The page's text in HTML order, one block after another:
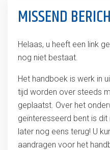
MISSEND
Helaas, u heeft een link
nog niet bestaat.
Het handboek is werk in
tijd worden over steeds
geplaatst. Over het
geïnteresseerd bent is
later nog eens terug! U
aandragen voor het